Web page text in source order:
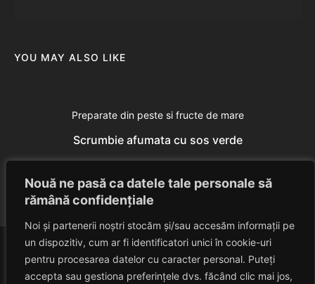
Nouă ne pasă ca datele tale personale să
rămână confidențiale
Noi și partenerii noștri stocăm și/sau accesăm informații pe
un dispozitiv, cum ar fi identificatori unici în cookie-uri
pentru procesarea datelor cu caracter personal. Puteți
accepta sau gestiona preferințele dvs. făcând clic mai jos,
YOU MAY ALSO LIKE
Preparate din peste si fructe de mare
Scrumbie afumata cu sos verde
Eduard Nedelcu June 23, 2014